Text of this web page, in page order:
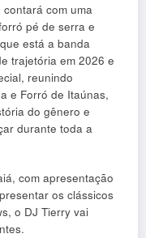
com uma
pé de serra e
está a banda
trajetória em 2026 e
reunindo
e Forró de Itaúnas,
do gênero e
durante toda a
com apresentação
os clássicos
o DJ Tierry vai